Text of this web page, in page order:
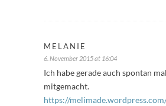
MELANIE
6. November 2015 at 16:04
Ich habe gerade auch spontan
mitgemacht.
https://